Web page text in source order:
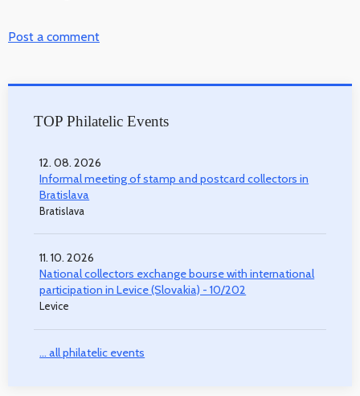
Post a comment
TOP Philatelic Events
12. 08. 2026
Informal meeting of stamp and postcard collectors in
Bratislava
Bratislava
11. 10. 2026
National collectors exchange bourse with international
participation in Levice (Slovakia) - 10/202
Levice
... all philatelic events